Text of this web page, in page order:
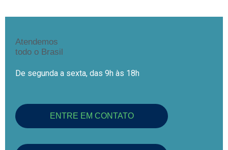
Atendemos
todo o Brasil
De segunda a sexta, das 9h às 18h
ENTRE EM CONTATO